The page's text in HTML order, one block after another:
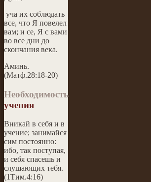
уча их соблюдать
все, что Я повелел
вам; и се, Я с вами
во все дни до
скончания века.
Аминь.
(Матф.28:18-20)
Необходимость
учения
Вникай в себя и в
учение; занимайся
сим постоянно:
ибо, так поступая,
и себя спасешь и
слушающих тебя.
(1Тим.4:16)